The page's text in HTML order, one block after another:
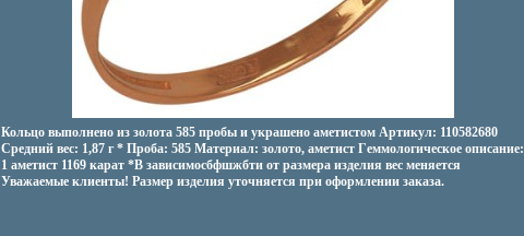
Кольцо выполнено из золота 585 пробы и украшено аметистом Артикул: 110582680
Средний вес: 1,87 г * Проба: 585 Материал: золото, аметист Гeммологическое описание:
1 аметист 1169 карат *В зависимосбфшжбти от размера изделия вес меняется
Уважаемые клиенты! Размер изделия уточняется при оформлении заказа.